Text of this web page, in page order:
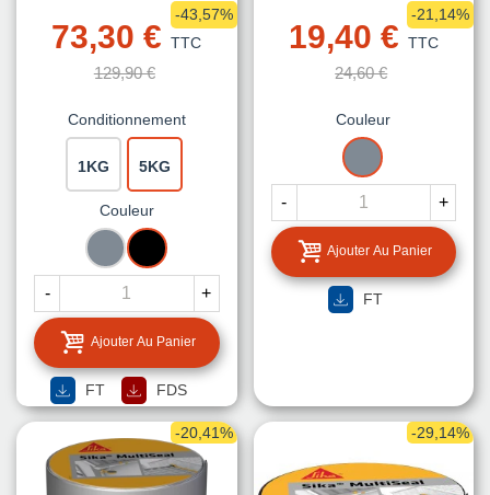
73,30 € TTC
129,90 €
-43,57%
Conditionnement
1KG 5KG
Couleur
GRIS
NOIR
- +
Ajouter Au Panier
FT FDS
19,40 € TTC
24,60 €
-21,14%
Couleur
GRIS
- +
Ajouter Au Panier
FT
-20,41% -29,14%